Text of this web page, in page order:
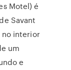
Motel) é
Savant
no interior
um
e